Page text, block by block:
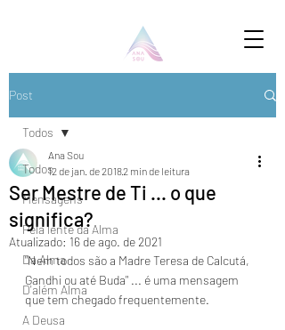
Post
Todos
Mensagens
Pela lente da Alma
Da Alma
D'além Alma
A Deusa
Todos
Ser Mestre de Ti ... o que
significa?
Ana Sou
12 de jan. de 20182 min de leitura
Atualizado: 16 de ago. de 2021
"Nem todos são a Madre Teresa de Calcutá,
Gandhi ou até Buda" ... é uma mensagem
que tem chegado frequentemente.